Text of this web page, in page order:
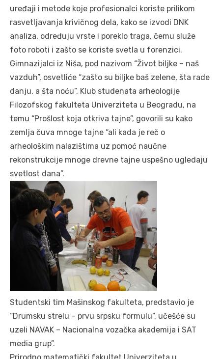
uređaji i metode koje profesionalci koriste prilikom
rasvetljavanja krivičnog dela, kako se izvodi DNK
analiza, određuju vrste i poreklo traga, čemu služe
foto roboti i zašto se koriste svetla u forenzici.
Gimnazijalci iz Niša, pod nazivom “Život biljke – naš
vazduh”, osvetliće “zašto su biljke baš zelene, šta rade
danju, a šta noću”, Klub studenata arheologije
Filozofskog fakulteta Univerziteta u Beogradu, na
temu “Prošlost koja otkriva tajne”, govorili su kako
zemlja čuva mnoge tajne “ali kada je reč o
arheološkim nalazištima uz pomoć naučne
rekonstrukcije mnoge drevne tajne uspešno ugledaju
svetlost dana”.
Studentski tim Mašinskog fakulteta, predstavio je
“Drumsku strelu – prvu srpsku formulu”, učešće su
uzeli NAVAK – Nacionalna vozačka akademija i SAT
media grup”.